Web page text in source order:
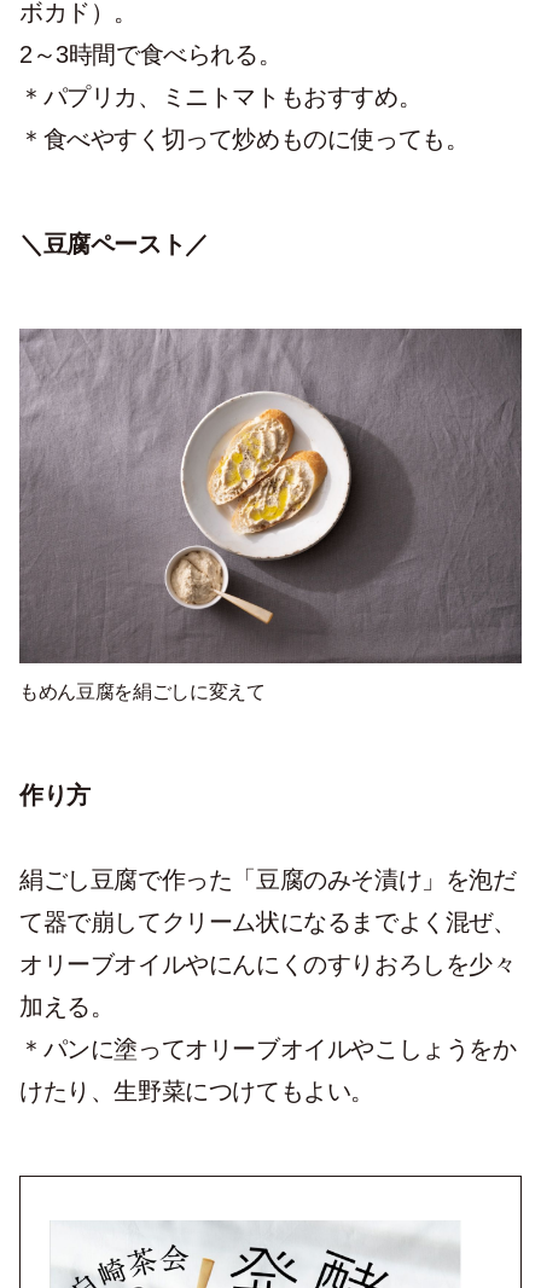
ボカド）。
2～3時間で食べられる。
＊パプリカ、ミニトマトもおすすめ。
＊食べやすく切って炒めものに使っても。
＼豆腐ペースト／
もめん豆腐を絹ごしに変えて
作り方
絹ごし豆腐で作った「豆腐のみそ漬け」を泡だ
て器で崩してクリーム状になるまでよく混ぜ、
オリーブオイルやにんにくのすりおろしを少々
加える。
＊パンに塗ってオリーブオイルやこしょうをか
けたり、生野菜につけてもよい。